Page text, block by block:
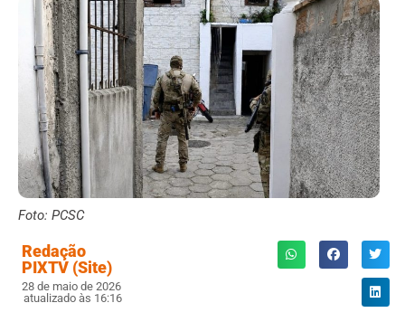
Foto: PCSC
Redação
PIXTV (Site)
28 de maio de 2026
atualizado às 16:16